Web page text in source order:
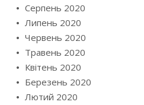
Серпень 2020
Липень 2020
Червень 2020
Травень 2020
Квітень 2020
Березень 2020
Лютий 2020